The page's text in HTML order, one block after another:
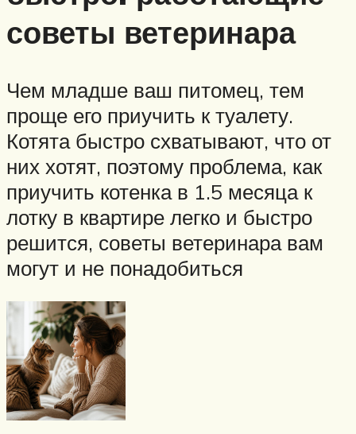
советы ветеринара
Чем младше ваш питомец, тем
проще его приучить к туалету.
Котята быстро схватывают, что от
них хотят, поэтому проблема, как
приучить котенка в 1.5 месяца к
лотку в квартире легко и быстро
решится, советы ветеринара вам
могут и не понадобиться